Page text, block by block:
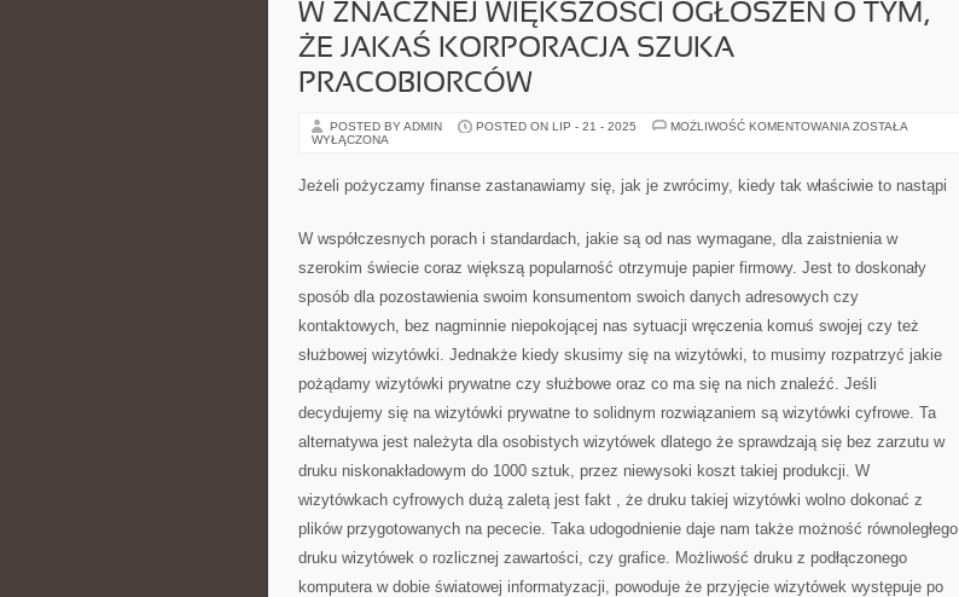
W ZNACZNEJ WIĘKSZOŚCI OGŁOSZEŃ O TYM,
ŻE JAKAŚ KORPORACJA SZUKA
PRACOBIORCÓW
POSTED BY ADMIN POSTED ON LIP - 21 - 2025 MOŻLIWOŚĆ KOMENTOWANIA W
TYM,
KORPORACJA
SZUKA
ZOSTAŁA
WYŁĄCZONA
Jeżeli pożyczamy finanse zastanawiamy się, jak je zwrócimy, kiedy tak właściwie to nastąpi
W współczesnych porach i standardach, jakie są od nas wymagane, dla zaistnienia w
szerokim świecie coraz większą popularność otrzymuje papier firmowy. Jest to doskonały
sposób dla pozostawienia swoim konsumentom swoich danych adresowych czy
kontaktowych, bez nagminnie niepokojącej nas sytuacji wręczenia komuś swojej czy też
służbowej wizytówki. Jednakże kiedy skusimy się na wizytówki, to musimy rozpatrzyć jakie
pożądamy wizytówki prywatne czy służbowe oraz co ma się na nich znaleźć. Jeśli
decydujemy się na wizytówki prywatne to solidnym rozwiązaniem są wizytówki cyfrowe. Ta
alternatywa jest należyta dla osobistych wizytówek dlatego że sprawdzają się bez zarzutu w
druku niskonakładowym do 1000 sztuk, przez niewysoki koszt takiej produkcji. W
wizytówkach cyfrowych dużą zaletą jest fakt , że druku takiej wizytówki wolno dokonać z
plików przygotowanych na pececie. Taka udogodnienie daje nam także możność równoległego
druku wizytówek o rozlicznej zawartości, czy grafice. Możliwość druku z podłączonego
komputera w dobie światowej informatyzacji, powoduje że przyjęcie wizytówek występuje po